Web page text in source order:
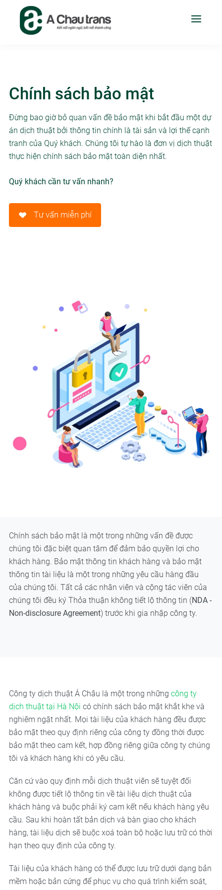
Chính sách bảo mật
Đừng bao giờ bỏ quan vấn đề bảo mật khi bắt đầu một dự
án dịch thuật bởi thông tin chính là tài sản và lợi thế cạnh
tranh của Quý khách. Chúng tôi tự hào là đơn vị dịch thuật
thực hiện chính sách bảo mật toàn diện nhất.
Quý khách cần tư vấn nhanh?
Tư vấn miễn phí
Chính sách bảo mật là một trong những vấn đề được
chúng tôi đặc biệt quan tâm để đảm bảo quyền lợi cho
khách hàng. Bảo mật thông tin khách hàng và bảo mật
thông tin tài liệu là một trong những yêu cầu hàng đầu
của chúng tôi. Tất cả các nhân viên và cộng tác viên của
chúng tôi đều ký Thỏa thuận không tiết lộ thông tin (NDA -
Non-disclosure Agreement) trước khi gia nhập công ty.
Công ty dịch thuật Á Châu là một trong những công ty
dịch thuật tại Hà Nội có chính sách bảo mật khắt khe và
nghiêm ngặt nhất. Mọi tài liệu của khách hàng đều được
bảo mật theo quy định riêng của công ty đồng thời được
bảo mật theo cam kết, hợp đồng riêng giữa công ty chúng
tôi và khách hàng khi có yêu cầu.
Căn cứ vào quy định mỗi dịch thuật viên sẽ tuyệt đối
không được tiết lộ thông tin về tài liệu dịch thuật của
khách hàng và buộc phải ký cam kết nếu khách hàng yêu
cầu. Sau khi hoàn tất bản dịch và bàn giao cho khách
hàng, tài liệu dịch sẽ buộc xoá toàn bộ hoặc lưu trữ có thời
hạn theo quy định của công ty.
Tài liệu của khách hàng có thể được lưu trữ dưới dạng bản
mềm hoặc bản cứng để phục vụ cho quá trình kiểm soát,